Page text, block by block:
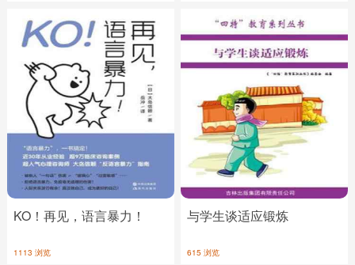
KO！再见，语言暴力！
1113 浏览
与学生谈适应锻炼
615 浏览